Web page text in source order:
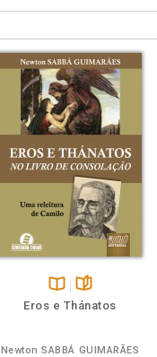
Disponível
páginas
Eros e Thánatos
Newton SABBÁ GUIMARÃES